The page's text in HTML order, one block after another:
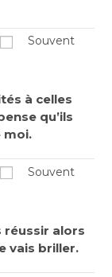
Souvent
à celles
qu’ils
moi.
Souvent
réussir alors
vais briller.